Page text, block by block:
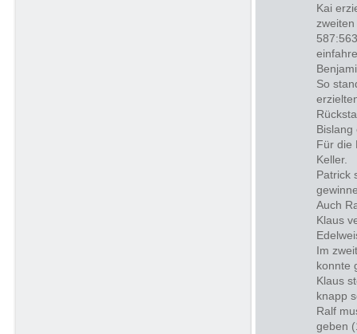
Kai
So
Für die
Keller.
Patrick
Auch
Klaus
Im
konnte
Klaus
knapp
Ralf
geben